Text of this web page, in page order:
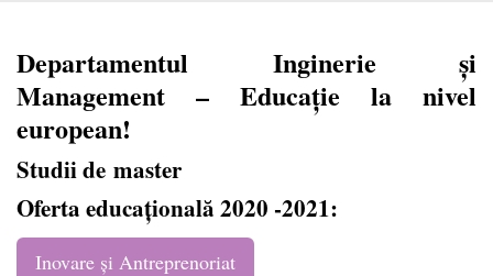
Departamentul Inginerie şi
Management – Educaţie la nivel
european!
Studii de master
Oferta educaţională 2020 -2021:
Inovare și Antreprenoriat